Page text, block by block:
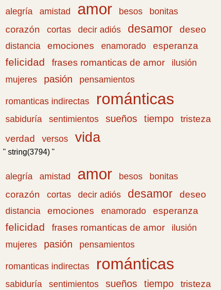
alegría amistad amor besos
bonitas
corazón
cortas decir adiós desamor deseo
distancia emociones enamorado esperanza
felicidad frases romanticas de amor
ilusión
mujeres
pasión pensamientos
romanticas indirectas románticas
sabiduría sentimientos sueños tiempo
tristeza
verdad
versos vida
" string(3794) "
alegría amistad amor besos
bonitas
corazón
cortas decir adiós desamor deseo
distancia emociones enamorado esperanza
felicidad frases romanticas de amor
ilusión
mujeres
pasión pensamientos
romanticas indirectas románticas
sabiduría sentimientos sueños tiempo
tristeza